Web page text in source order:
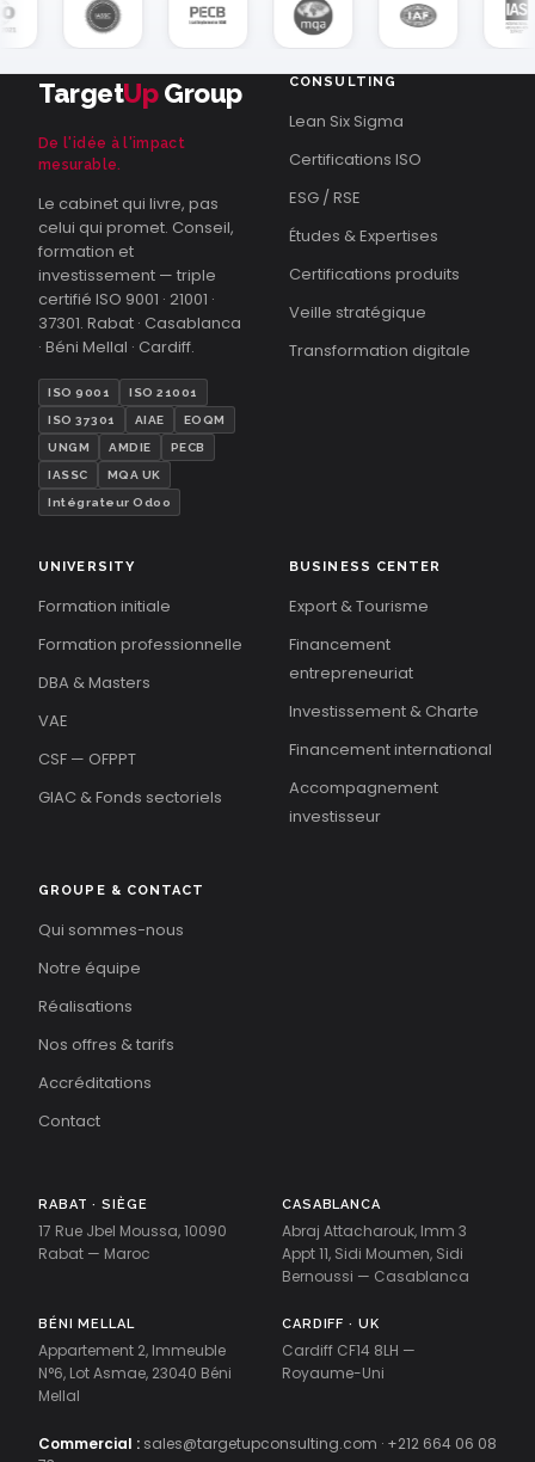
TargetUpGroup
De l'idée à l'impact
mesurable.
Le cabinet qui livre, pas
celui qui promet. Conseil,
formation et
investissement — triple
certifié ISO 9001 · 21001 ·
37301. Rabat · Casablanca
· Béni Mellal · Cardiff.
ISO 9001 ISO 21001
ISO 37301 AIAE EOQM
UNGM AMDIE PECB
IASSC MQA UK
Intégrateur Odoo
CONSULTING
Lean Six Sigma
Certifications ISO
ESG / RSE
Études & Expertises
Certifications produits
Veille stratégique
Transformation digitale
UNIVERSITY
Formation initiale
Formation professionnelle
DBA & Masters
VAE
CSF — OFPPT
GIAC & Fonds sectoriels
BUSINESS CENTER
Export & Tourisme
Financement
entrepreneuriat
Investissement & Charte
Financement international
Accompagnement
investisseur
GROUPE & CONTACT
Qui sommes-nous
Notre équipe
Réalisations
Nos offres & tarifs
Accréditations
Contact
RABAT · SIÈGE
17 Rue Jbel Moussa, 10090
Rabat — Maroc
CASABLANCA
Abraj Attacharouk, Imm 3
Appt 11, Sidi Moumen, Sidi
Bernoussi — Casablanca
BÉNI MELLAL
Appartement 2, Immeuble
N°6, Lot Asmae, 23040 Béni
Mellal
CARDIFF · UK
Cardiff CF14 8LH —
Royaume-Uni
Commercial : sales@targetupconsulting.com · +212 664 06 08